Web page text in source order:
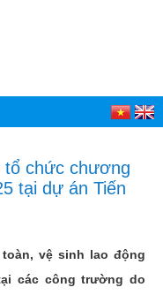
tổ chức chương
tại dự án Tiến
vệ sinh lao động
các công trường do